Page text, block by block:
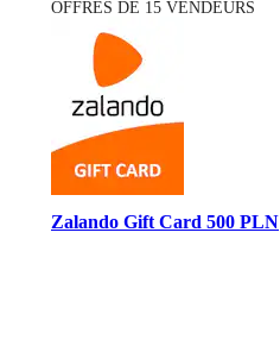
OFFRES DE 15 VENDEURS
Zalando Gift Card 500 PLN